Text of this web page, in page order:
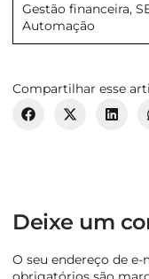
Gestão financeira,
Automação
Compartilhar esse
Deixe um
O seu endereço de